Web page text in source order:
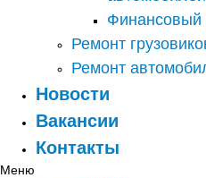
Финансовый
Ремонт
Ремонт
Новости
Вакансии
Контакты
Меню